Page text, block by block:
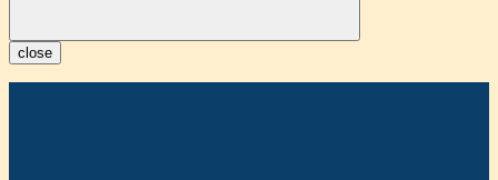
close